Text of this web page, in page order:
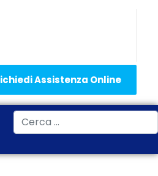
Assistenza Online
Cerca